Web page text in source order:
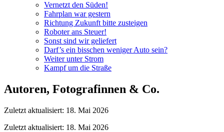
Vernetzt den Süden!
Fahrplan war gestern
Richtung Zukunft bitte zusteigen
Roboter ans Steuer!
Sonst sind wir geliefert
Darf’s ein bisschen weniger Auto sein?
Weiter unter Strom
Kampf um die Straße
Autoren, Fotografinnen & Co.
Zuletzt aktualisiert: 18. Mai 2026
Zuletzt aktualisiert: 18. Mai 2026